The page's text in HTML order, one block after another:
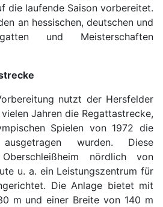
die laufende Saison vorbereitet.
an hessischen, deutschen und
und Meisterschaften
nutzt der Hersfelder
Jahren die Regattastrecke,
Spielen von 1972 die
ausgetragen wurden. Diese
nördlich von
u. a. ein Leistungszentrum für
Die Anlage bietet mit
m und einer Breite von 140 m